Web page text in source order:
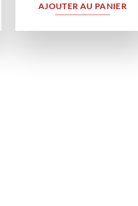
AJOUTER AU PANIER